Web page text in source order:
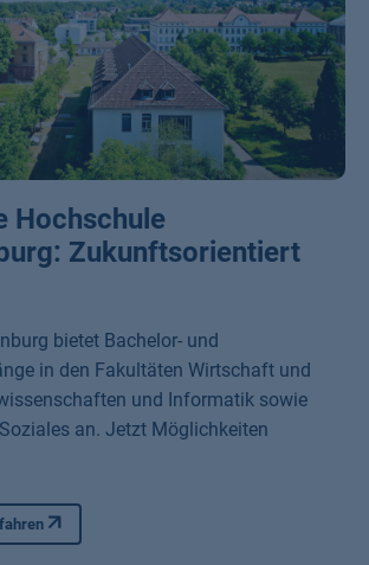
Hochschule
Zukunftsorientiert
bietet Bachelor- und
in den Fakultäten Wirtschaft und
und Informatik sowie
an. Jetzt Möglichkeiten